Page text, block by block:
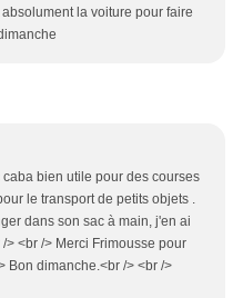
la voiture pour faire
caba bien utile pour des courses
le transport de petits objets .
dans son sac à main, j'en ai
> <br /> Merci Frimousse pour
Bon dimanche.<br /> <br />